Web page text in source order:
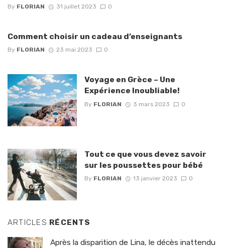
By FLORIAN 31 juillet 2023 0
Comment choisir un cadeau d’enseignants
By FLORIAN 23 mai 2023 0
Voyage en Grèce – Une
Expérience Inoubliable!
By FLORIAN 3 mars 2023 0
Tout ce que vous devez savoir
sur les poussettes pour bébé
By FLORIAN 13 janvier 2023 0
ARTICLES RÉCENTS
Après la disparition de Lina, le décès inattendu